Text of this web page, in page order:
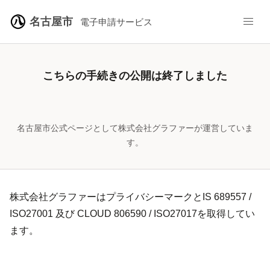
名古屋市 電子申請サービス
こちらの手続きの公開は終了しました
名古屋市公式ページとして株式会社グラファーが運営していま
す。
株式会社グラファーはプライバシーマークとIS 689557 /
ISO27001 及び CLOUD 806590 / ISO27017を取得してい
ます。